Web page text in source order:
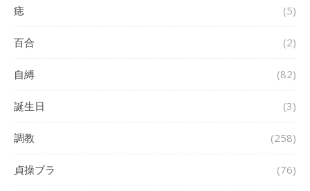
痣 (5)
百合 (2)
自縛 (82)
誕生日 (3)
調教 (258)
貞操ブラ (76)